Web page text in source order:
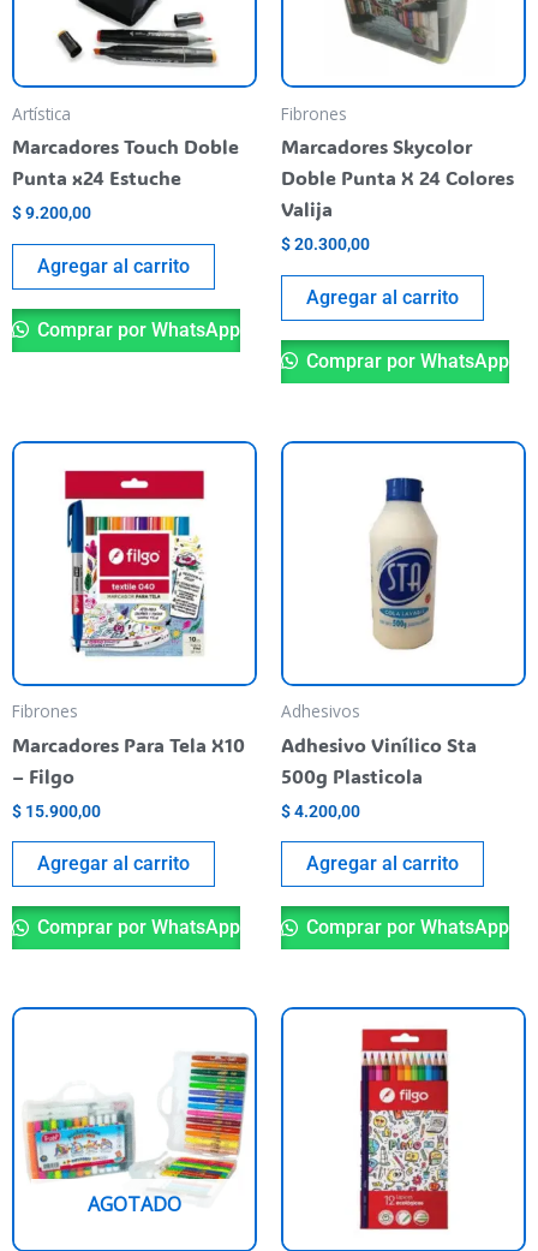
Artística
Marcadores Touch Doble
Punta x24 Estuche
$9.200,00
Agregar al carrito
Comprar por WhatsApp
Fibrones
Marcadores Skycolor
Doble Punta X 24 Colores
Valija
$20.300,00
Agregar al carrito
Comprar por WhatsApp
Fibrones
Marcadores Para Tela X10
– Filgo
$ 15.900,00
Agregar al carrito
Comprar por WhatsApp
Adhesivos
Adhesivo Vinílico Sta
500g Plasticola
$4.200,00
Agregar al carrito
Comprar por WhatsApp
AGOTADO